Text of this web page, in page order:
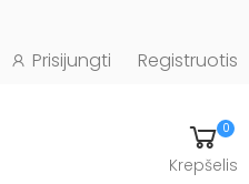
Prisijungti Registruotis
0
Krepšelis